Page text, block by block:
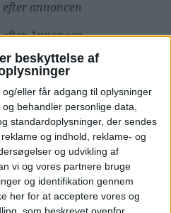
beskyttelse af
og/eller får adgang til oplysninger
behandler personlige data,
standardoplysninger, der sendes
og indhold, reklame- og
og udvikling af
vi og vores partnere bruge
og identifikation gennem
her for at acceptere vores og
annoncen
Annoncen
AUG 24 (7 NÆTTER)